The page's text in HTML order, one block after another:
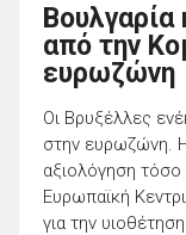
από την
ευρωζώνη
Οι Βρυξέλλες
στην ευρωζώνη.
αξιολόγηση
Ευρωπαϊκή
για την